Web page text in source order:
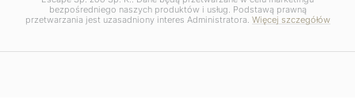
bezpośredniego naszych produktów i usług. Podstawą prawną
przetwarzania jest uzasadniony interes Administratora. Więcej szczegółów